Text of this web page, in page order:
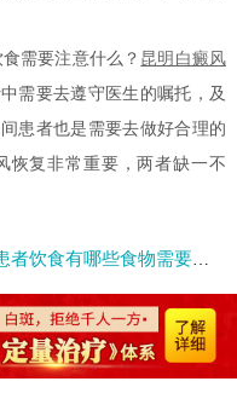
需要注意什么？ 昆明白癜风
需要去遵守医生的嘱托，及
患者也是需要去做好合理的
恢复非常重要，两者缺一不
饮食有哪些食物需要避免